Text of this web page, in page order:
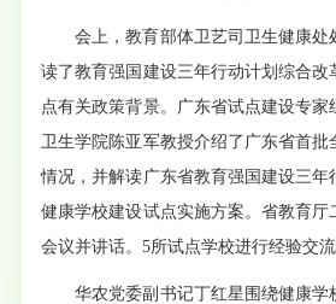
会上，教育部体卫艺司卫生健康处
读了教育强国建设三年行动计划综合改
点有关政策背景。广东省试点建设专
卫生学院陈亚军教授介绍了广东省首
情况，并解读广东省教育强国建设三年
健康学校建设试点实施方案。省教育厅
会议并讲话。5所试点学校进行经验交流
华农党委副书记丁红星围绕健康学